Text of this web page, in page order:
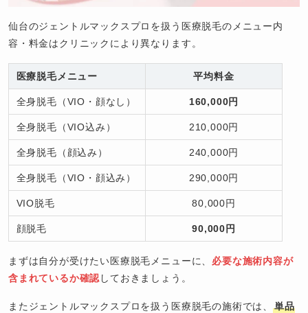
仙台のジェントルマックスプロを扱う医療脱毛のメニュー内
容・料金はクリニックにより異なります。
医療脱毛メニュー 平均料金
全身脱毛（VIO・顔なし） 160,000円
全身脱毛（VIO込み） 210,000円
全身脱毛（顔込み） 240,000円
全身脱毛（VIO・顔込み） 290,000円
VIO脱毛 80,000円
顔脱毛 90,000円
まずは自分が受けたい医療脱毛メニューに、 必要な施術内容が
含まれているか確認 しておきましょう。
またジェントルマックスプロを扱う医療脱毛の施術では、
単品